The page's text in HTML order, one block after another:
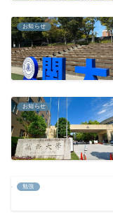
お知らせ
お知らせ
勉強